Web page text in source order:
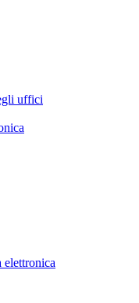
uffici
elettronica